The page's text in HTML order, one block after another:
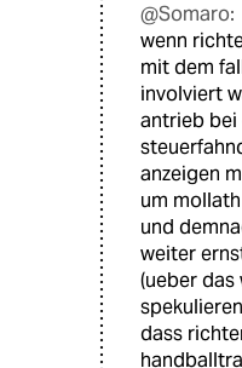
@Somaro:
wenn
mit dem
involviert
antrieb bei
anzeigen
um
und
weiter
(ueber das
dass